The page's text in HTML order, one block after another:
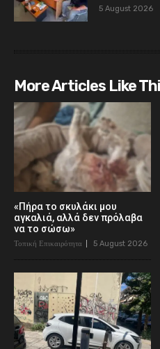
5 August 2026
More Articles Like
«Πήρα το σκυλάκι μου
αγκαλιά, αλλά δεν πρόλαβα
να το σώσω»
Τοπική Επικαιρότητα 5 August 2026